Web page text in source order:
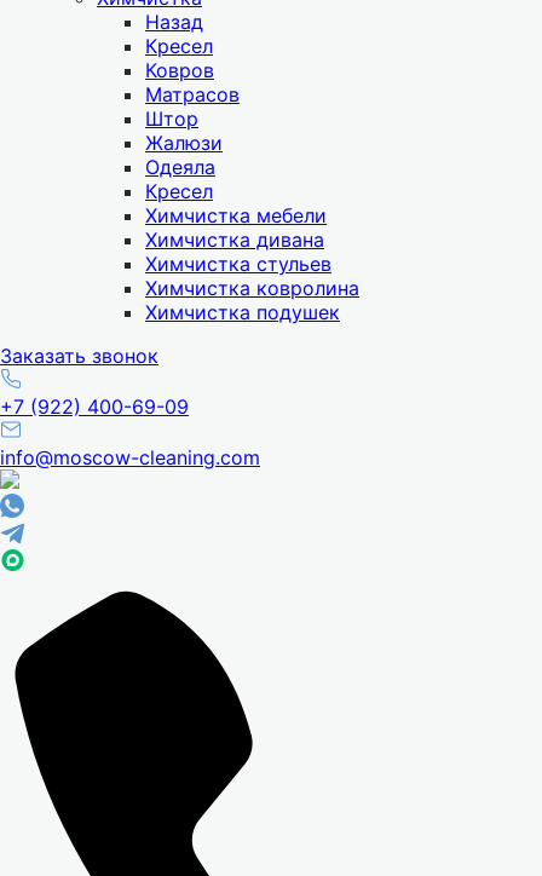
Назад
Кресел
Ковров
Матрасов
Штор
Жалюзи
Одеяла
Кресел
Химчистка мебели
Химчистка дивана
Химчистка стульев
Химчистка ковролина
Химчистка подушек
Заказать звонок
+7 (922) 400-69-09
info@moscow-cleaning.com